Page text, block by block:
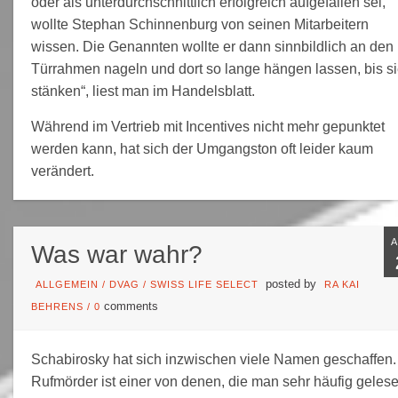
wollte Stephan Schinnenburg von seinen Mitarbeitern
wissen. Die Genannten wollte er dann sinnbildlich an den
Türrahmen nageln und dort so lange hängen lassen, bis
stänken“, liest man im Handelsblatt.
Während im Vertrieb mit Incentives nicht mehr gepunktet
werden kann, hat sich der Umgangston oft leider kaum
verändert.
Was war wahr?
ALLGEMEIN / DVAG / SWISS LIFE SELECT posted by RA KAI
BEHRENS / 0 comments
Schabirosky hat sich inzwischen viele Namen geschaffen.
Rufmörder ist einer von denen, die man sehr häufig